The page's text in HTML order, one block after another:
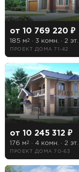
от 10 769 220 ₽
185 м2 · 3 комн. · 2 эт.
ПРОЕКТ ДОМА 71-42
от 10 245 312 ₽
176 м 2 · 4 комн. · 2 эт.
ПРОЕКТ ДОМА 70-63
ПОИСК
УЗНАТЬ